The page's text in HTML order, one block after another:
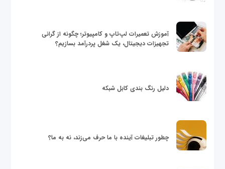
آموزش تعمیرات لپ‌تاپ و کامپیوتر؛ چگونه از گرانی
تجهیزات دیجیتال، یک شغل پردرآمد بسازیم؟
دلیل رنگ بندی کابل شبکه
چطور تبلیغات آینده با ما حرف می‌زند، نه به ما؟